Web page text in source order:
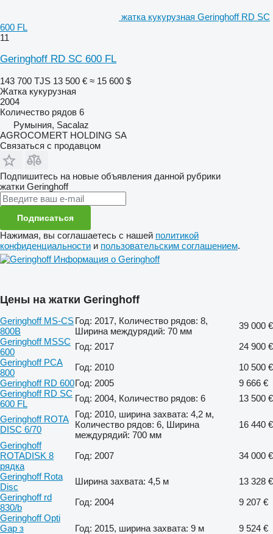
жатка кукурузная Geringhoff RD SC
600 FL
11
Geringhoff RD SC 600 FL
143 700 TJS 13 500 € ≈ 15 600 $
Жатка кукурузная
2004
Количество рядов 6
Румыния, Sacalaz
AGROCOMERT HOLDING SA
Связаться с продавцом
Подпишитесь на новые объявления данной рубрики
жатки Geringhoff
Подписаться
Нажимая, вы соглашаетесь с нашей политикой
конфиденциальности и пользовательским соглашением.
Информация о Geringhoff
Цены на жатки Geringhoff
Geringhoff MS-CS
800B
Год: 2017, Количество рядов: 8,
Ширина междурядий: 70 мм
39 000 €
Geringhoff MSSC
600
Год: 2017
24 900 €
Geringhoff PCA
800
Год: 2010
10 500 €
Geringhoff RD 600Год: 2005
9 666 €
Geringhoff RD SC
600 FL
Год: 2004, Количество рядов: 6
13 500 €
Geringhoff ROTA
DISC 6/70
Год: 2010, ширина захвата: 4,2 м,
Количество рядов: 6, Ширина
междурядий: 700 мм
16 440 €
Geringhoff
ROTADISK 8
рядка
Год: 2007
34 000 €
Geringhoff Rota
Disc
Ширина захвата: 4,5 м
13 328 €
Geringhoff rd
830/b
Год: 2004
9 207 €
Geringhoff Opti
Gap з
Год: 2015, ширина захвата: 9 м 9 524 €